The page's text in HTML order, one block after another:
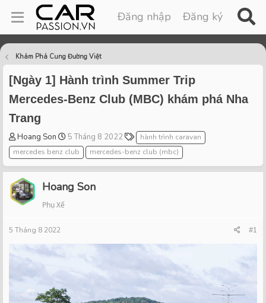
Đăng nhập Đăng ký
Khám Phá Cung Đường Việt
[Ngày 1] Hành trình Summer Trip
Mercedes-Benz Club (MBC) khám phá Nha
Trang
T
h
r
e
a
d
s
a
Hoang Son
S
t
a
r
t
d
5 Tháng 8 2022
T
a
g
s
hành trình caravan
mercedes benz club
mercedes-benz club (mbc)
Hoang Son
Phụ Xế
5 Tháng 8 2022 #1